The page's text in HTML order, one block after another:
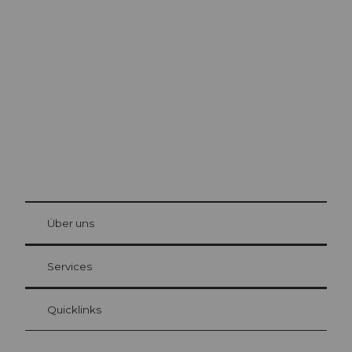
Gästekarte Luzern
Ihre Vorteile als Übernachtungsgast
at Bre
Über uns
Services
Quicklinks